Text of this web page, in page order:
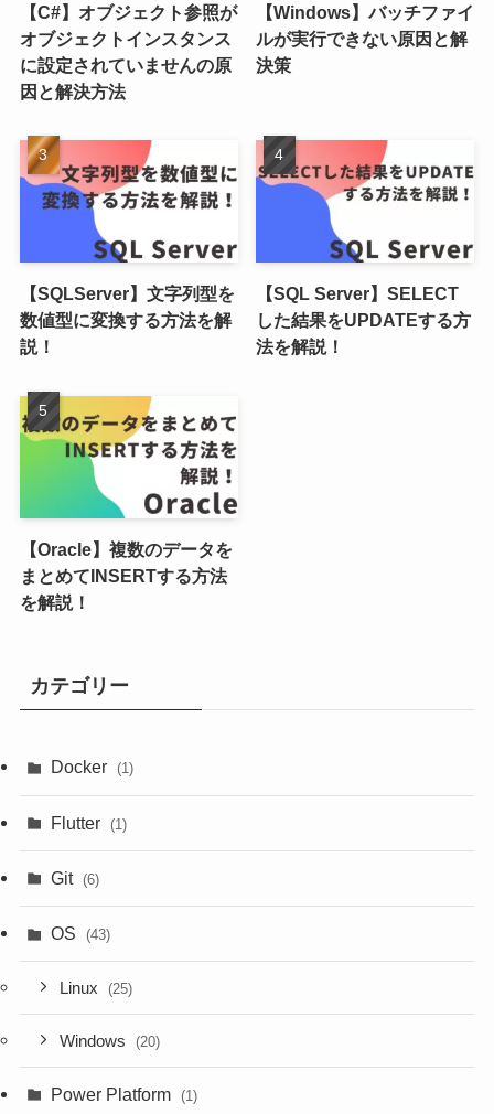
【C#】オブジェクト参照が
オブジェクトインスタンス
に設定されていませんの原
因と解決方法
【Windows】バッチファイ
ルが実行できない原因と解
決策
【SQLServer】文字列型を
数値型に変換する方法を解
説！
【SQL Server】SELECT
した結果をUPDATEする方
法を解説！
【Oracle】複数のデータを
まとめてINSERTする方法
を解説！
カテゴリー
Docker (1)
Flutter (1)
Git (6)
OS (43)
Linux (25)
Windows (20)
Power Platform (1)